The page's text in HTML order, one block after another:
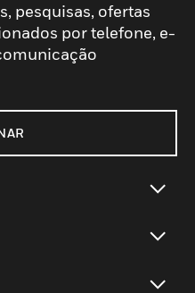
pesquisas, ofertas
por telefone, e-